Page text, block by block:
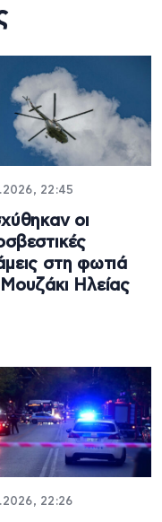
22:45
οι
στη φωτιά
Ηλείας
22:26